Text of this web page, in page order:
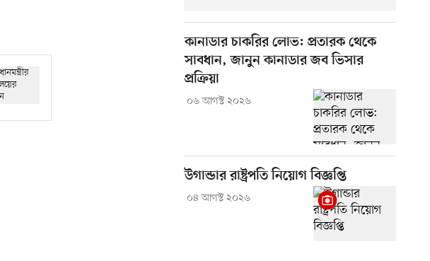
কানাডার চাকরির লোভ: প্রতারক থেকে
সাবধান, জানুন কানাডার জব ভিসার
প্রক্রিয়া
০৬ আগস্ট ২০২৬
উগান্ডার রাষ্ট্রপতি নিয়োগ বিজ্ঞপ্তি
০৪ আগস্ট ২০২৬